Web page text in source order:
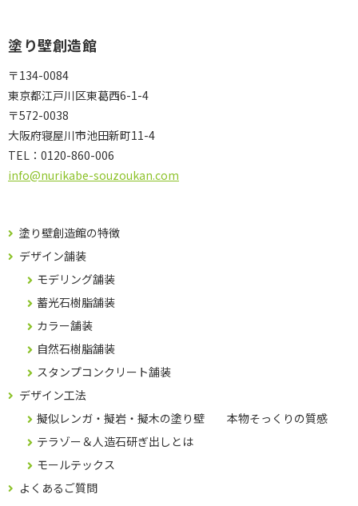
塗り壁創造館
〒134-0084
東京都江戸川区東葛西6-1-4
〒572-0038
大阪府寝屋川市池田新町11-4
TEL： 0120-860-006
info@nurikabe-souzoukan.com
塗り壁創造館の特徴
デザイン舗装
モデリング舗装
蓄光石樹脂舗装
カラー舗装
自然石樹脂舗装
スタンプコンクリート舗装
デザイン工法
擬似レンガ・擬岩・擬木の塗り壁 本物そっくりの質感
テラゾー＆人造石研ぎ出しとは
モールテックス
よくあるご質問